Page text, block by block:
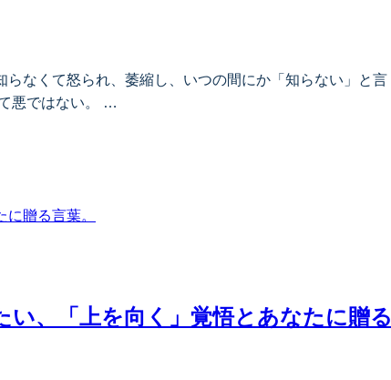
なくて怒られ、萎縮し、いつの間にか「知らない」と言
悪ではない。 …
、「上を向く」覚悟とあなたに贈る